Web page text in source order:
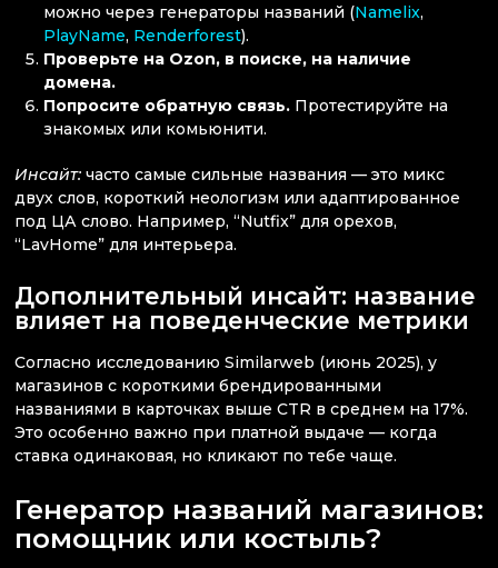
можно через генераторы названий (Namelix,
PlayName, Renderforest).
Проверьте на Ozon, в поиске, на наличие
домена.
Попросите обратную связь. Протестируйте на
знакомых или комьюнити.
Инсайт: часто самые сильные названия — это микс
двух слов, короткий неологизм или адаптированное
под ЦА слово. Например, “Nutfix” для орехов,
“LavHome” для интерьера.
Дополнительный инсайт: название
влияет на поведенческие метрики
Согласно исследованию Similarweb (июнь 2025), у
магазинов с короткими брендированными
названиями в карточках выше CTR в среднем на 17%.
Это особенно важно при платной выдаче — когда
ставка одинаковая, но кликают по тебе чаще.
Генератор названий магазинов:
помощник или костыль?